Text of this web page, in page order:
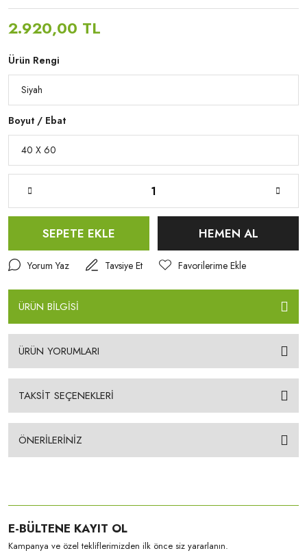
2.920,00 TL
Ürün Rengi
Boyut / Ebat
SEPETE EKLE HEMEN AL
Yorum Yaz Tavsiye Et
ÜRÜN BİLGİSİ
ÜRÜN YORUMLARI
TAKSİT SEÇENEKLERİ
ÖNERİLERİNİZ
E-BÜLTENE KAYIT OL
Kampanya ve özel tekliflerimizden ilk önce siz yararlanın.